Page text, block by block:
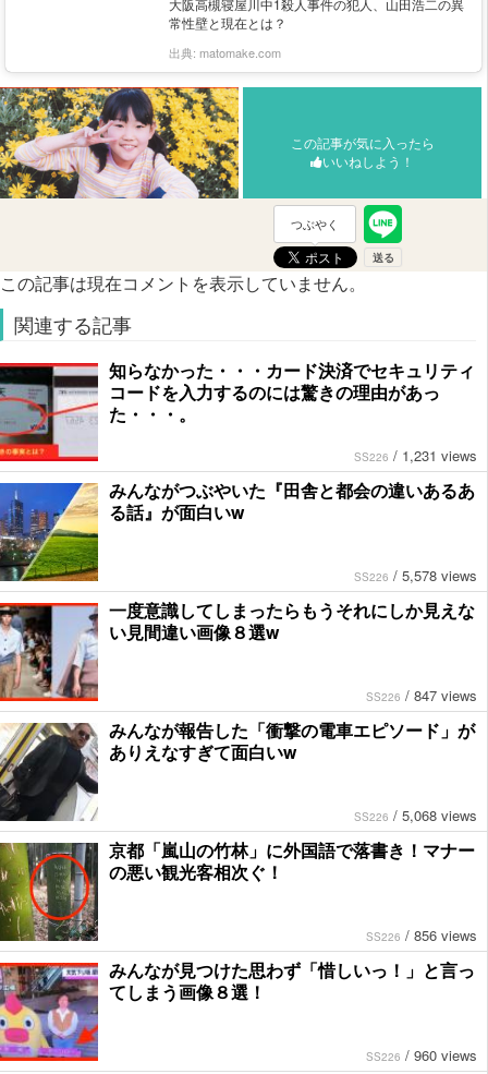
大阪高槻寝屋川中1殺人事件の犯人、山田浩二の異
常性壁と現在とは？
出典: matomake.com
この記事が気に入ったら
いいねしよう！
つぶやく
この記事は現在コメントを表示していません。
関連する記事
知らなかった・・・カード決済でセキュリティ
コードを入力するのには驚きの理由があっ
た・・・。
SS226 / 1,231 views
みんながつぶやいた『田舎と都会の違いあるあ
る話』が面白いw
SS226 / 5,578 views
一度意識してしまったらもうそれにしか見えな
い見間違い画像８選w
SS226 / 847 views
みんなが報告した「衝撃の電車エピソード」が
ありえなすぎて面白いw
SS226 / 5,068 views
京都「嵐山の竹林」に外国語で落書き！マナー
の悪い観光客相次ぐ！
SS226 / 856 views
みんなが見つけた思わず「惜しいっ！」と言っ
てしまう画像８選！
SS226 / 960 views